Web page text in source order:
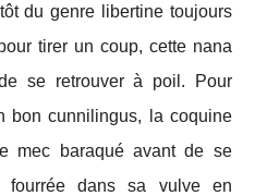
du genre libertine toujours
tirer un coup, cette nana
se retrouver à poil. Pour
bon cunnilingus, la coquine
mec baraqué avant de se
fourrée dans sa vulve en